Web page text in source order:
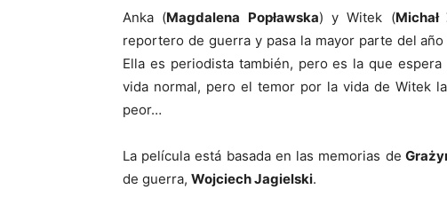
Anka (Magdalena Popławska) y Witek (Michał
reportero de guerra y pasa la mayor parte del
Ella es periodista también, pero es la que
vida normal, pero el temor por la vida de Witek
peor…
La película está basada en las memorias de
de guerra, Wojciech Jagielski.